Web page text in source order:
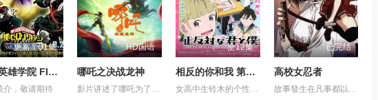
更新至01集
我的英雄学院 FINAL SEASON 特别篇
介，敬请期待
HD国语
哪吒之决战龙神
影片讲述了哪吒为了救出活祭的小孩，杀死龙三太子。因而惹怒了龙神，被龙神所伤，断掉一臂。最终在太乙真人的帮助下，塑莲藕手臂，提升“离火印”实力，最终击败龙神，拯救陈塘关，战胜邪恶的故事。 (电审动字[2021]第20号)
全12集
相反的你和我 第一季
女高中生铃木的个性开朗、交友甚广、擅长察言观色，是班上的中心人物之一，她喜欢的对象是坐在自己隔壁的男同学谷，而谷的个性与铃木恰恰相反，他内敛沉稳、有主见、待人一视同仁。铃木一直无法鼓起勇气告白，直到某日一个偶然机会，两人放学回家时走在同一条路上，并因此牵起了手。之后两人相互倾诉对彼此的好感，并开始交往，而同学们虽然感到讶异，但也都很支持两人的恋情。
已完结
高校女忍者
故事發生在凡事都以決鬥解決的大門高中。就讀大門高中的怪怪女生御劍涼子，是個熱愛武士道，劍術高超的時代劇迷，更是解決校內麻煩「K FIGHT」決鬥制度的冠軍！ 某天在御劍涼子面前突然出現了一個神秘巫女，涼子並因此被召喚進入異次元空間，和那裡的妖魔獸展開戰鬥！究竟現實世界與異次元空間有什麼關係？陸續登場的謎樣角色，又將為涼子帶來什麼遭遇呢？現在，戰鬥的鐘聲即將為御劍涼子響起！